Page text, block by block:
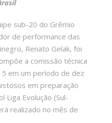
sub-20 do Grêmio
de performance das
Renato Gelak, foi
a comissão técnica
em um período de dez
em preparação
Liga Evolução (Sul-
realizado no mês de